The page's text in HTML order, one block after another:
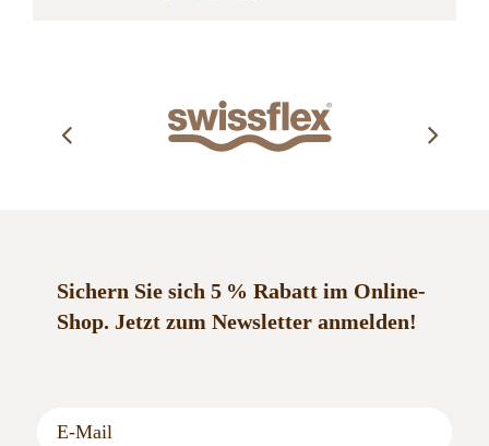
Sichern Sie sich 5 % Rabatt im Online-
Shop. Jetzt zum Newsletter anmelden!